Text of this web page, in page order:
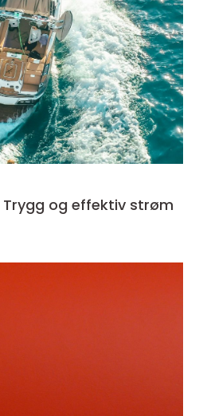
og effektiv strøm